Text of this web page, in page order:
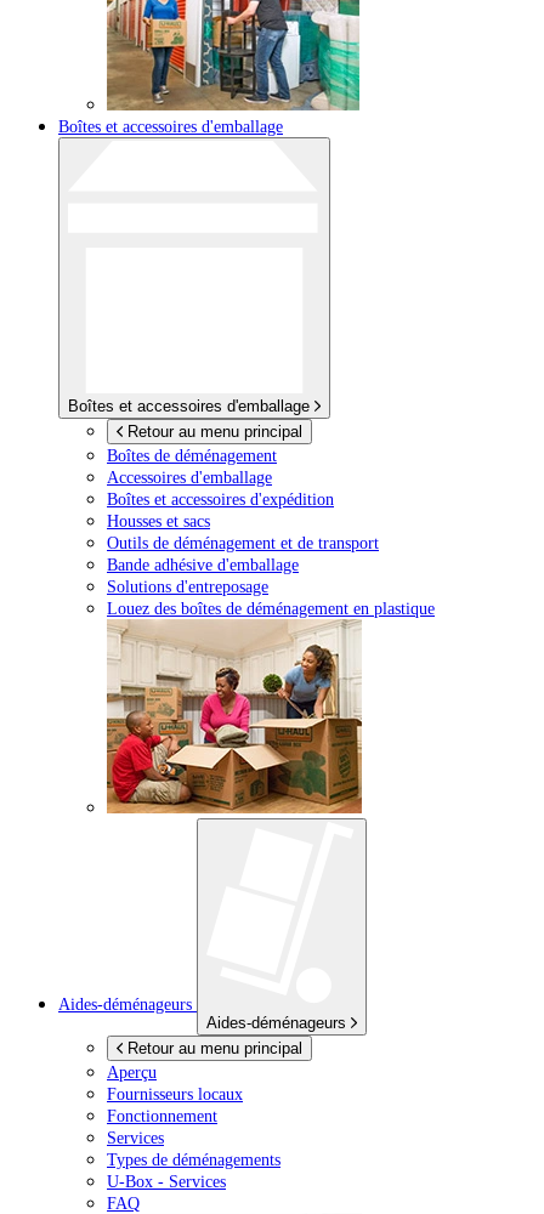
Boîtes et accessoires d'emballage
Boîtes et accessoires d'emballage
Retour au menu principal
Boîtes de déménagement
Accessoires d'emballage
Boîtes et accessoires d'expédition
Housses et sacs
Outils de déménagement et de transport
Bande adhésive d'emballage
Solutions d'entreposage
Louez des boîtes de déménagement en plastique
Aides-déménageurs
Aides-déménageurs
Retour au menu principal
Aperçu
Fournisseurs locaux
Fonctionnement
Services
Types de déménagements
U-Box - Services
FAQ